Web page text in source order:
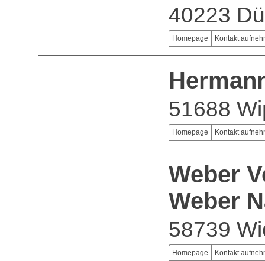
40223
Homepage Kontakt
51688
Homepage Kontakt
Weber
Weber
58739
Homepage Kontakt